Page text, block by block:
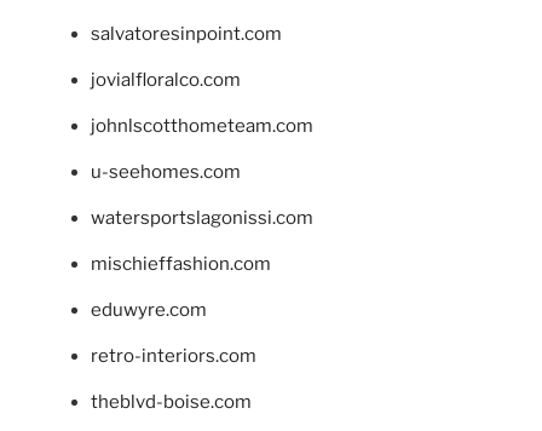
salvatoresinpoint.com
jovialfloralco.com
johnlscotthometeam.com
u-seehomes.com
watersportslagonissi.com
mischieffashion.com
eduwyre.com
retro-interiors.com
theblvd-boise.com